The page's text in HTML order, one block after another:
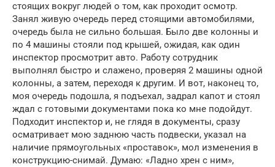
стоящих вокруг людей о том, как проходит осмотр.
Занял живую очередь перед стоящими автомобилями,
очередь была не сильно большая. Было две колонны и
по 4 машины стояли под крышей, ожидая, как один
инспектор просмотрит авто. Работу сотрудник
выполнял быстро и слажено, проверяя 2 машины одной
колонны, а затем, переходя к другим. И вот, наконец то,
моя очередь подошла, я подъехал, задрал капот и стоял
ждал с готовыми документами пока ко мне подойдут.
Подходит инспектор и, не глядя в документы, сразу
осматривает мою заднюю часть подвески, указал на
наличие прямоугольных «проставок», мол изменения в
конструкцию-снимай. Думаю: «Ладно хрен с ним»,